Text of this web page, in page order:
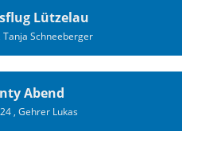
Lützelau
Tanja Schneeberger
Abend
, Gehrer Lukas